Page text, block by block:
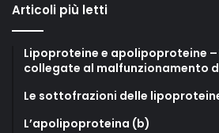
Articoli più letti
Lipoproteine e apolipoproteine
collegate al malfunzionamento
Le sottofrazioni delle
L’apolipoproteina (b)